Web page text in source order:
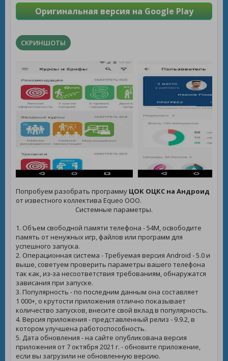
Оригинальная версия на Google Play
СКРИНШОТЫ
Попробуем разобрать программу ЦОК ОЦКС на Андроид
от известного коллектива Equeo OOO.
Системные параметры.
1. Объем свободной памяти телефона - 54M, освободите
память от ненужных игр, файлов или программ для
успешного запуска.
2. Операционная система - Требуемая версия Android - 5.0 и
выше, советуем проверить параметры вашего телефона
так как, из-за несоответствия требованиям, обнаружатся
зависания при запуске.
3. Популярность - по последним данным она составляет
1 000+, о крутости приложения отлично показывает
количество запусков, внесите свой вклад в популярность.
4. Версия приложения - представленный релиз - 9.9.2, в
котором улучшена работоспособность.
5. Дата обновления - на сайте опубликована версия
приложения от 7 октября 2021 г. - обновите приложение,
если вы загрузили не обновленную версию.